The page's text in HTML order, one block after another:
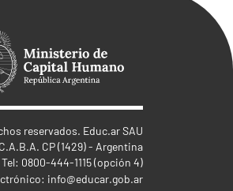
reservados. Educ.ar SAU
CP (1429) - Argentina
Tel: 0800-444-1115 (opción 4)
info@educar.gob.ar